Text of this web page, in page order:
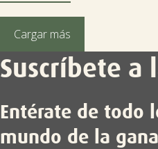
Cargar más
Suscríbete
Entérate de todo
mundo de la